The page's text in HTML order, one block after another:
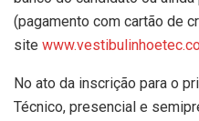
(pagamento com cartão de
site
No ato da inscrição para o
Técnico, presencial e